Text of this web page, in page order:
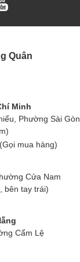
Quân
Minh
Phường Sài Gòn
(Gọi mua hàng)
Cửa Nam
bên tay trái)
Cẩm Lệ